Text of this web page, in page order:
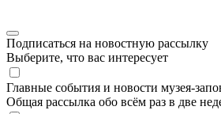
Подписаться на новостную рассылку
Выберите, что вас интересует
Главные события и новости музея-
Общая рассылка обо всём раз в две